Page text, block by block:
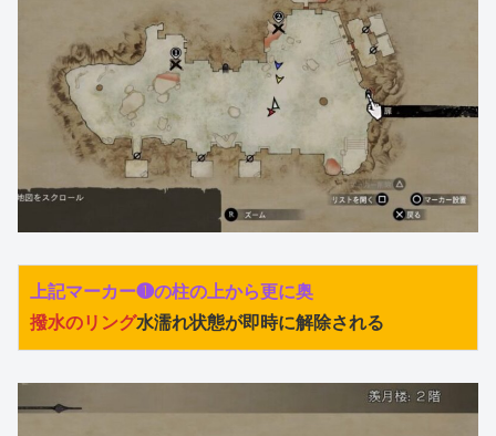
上記マーカー❶の柱の上から更に奥
撥水のリング水濡れ状態が即時に解除される